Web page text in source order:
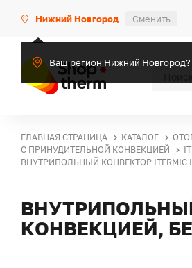
Нижний Новгород Сменить
Ваш регион Нижний Новгород?
ГЛАВНАЯ СТРАНИЦА КАТАЛОГ
С ПРИНУДИТЕЛЬНОЙ КОНВЕКЦИЕЙ
ВНУТРИПОЛЬНЫЙ КОНВЕКТОР ITERMIC
КОНВЕКЦИЕЙ,